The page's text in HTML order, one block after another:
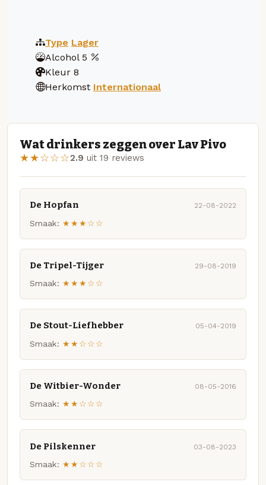
Type Lager
Alcohol 5
Kleur 8
Herkomst Internationaal
Wat drinkers zeggen over Lav Pivo
★★☆☆☆2.9 uit 19 reviews
De Hopfan 22-08-2022
Smaak: ★★★☆☆
De Tripel-Tijger 29-08-2019
Smaak: ★★★☆☆
De Stout-Liefhebber 05-04-2019
Smaak: ★★☆☆☆
De Witbier-Wonder 08-05-2016
Smaak: ★★☆☆☆
De Pilskenner 03-08-2023
Smaak: ★★☆☆☆